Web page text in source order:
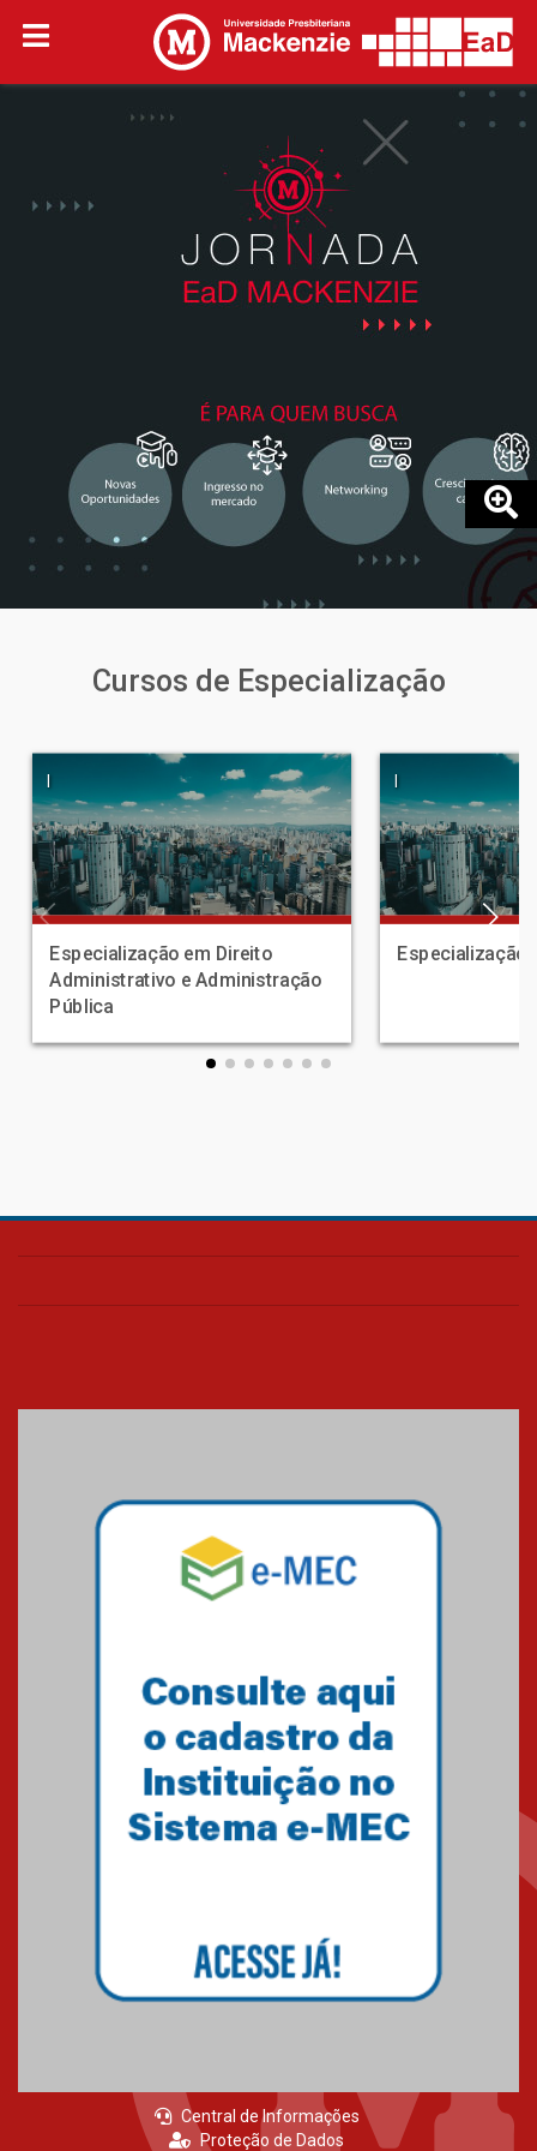
Cursos de Especialização
|
Especialização em Direito
Administrativo e Administração
Pública
|
Especialização
Central de Informações
Proteção de Dados